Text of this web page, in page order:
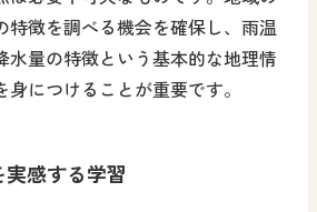
特徴を調べる機会を確保し、雨温
水量の特徴という基本的な地理情
につけることが重要です。
感する学習